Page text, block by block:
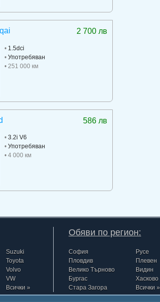
2 700 лв
•1.5dci
•Употребяван
• 251 000 км
586 лв
•3.2i V6
•Употребяван
• 4 000 км
Suzuki
Toyota
Volvo
VW
Всички »
Обяви по регион:
София
Пловдив
Велико Търново
Бургас
Стара Загора
Русе
Плевен
Видин
Хасково
Всички »